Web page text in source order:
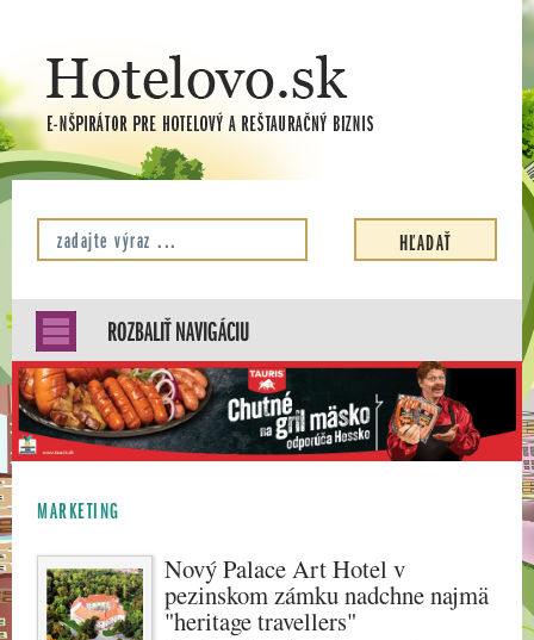
ROZBALIŤ NAVIGÁCIU
MARKETING
Nový Palace Art Hotel v
pezinskom zámku nadchne najmä
"heritage travellers"